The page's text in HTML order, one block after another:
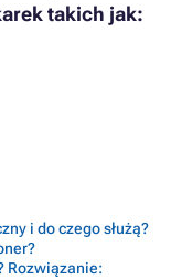
takich jak:
i do czego służą?
Rozwiązanie: